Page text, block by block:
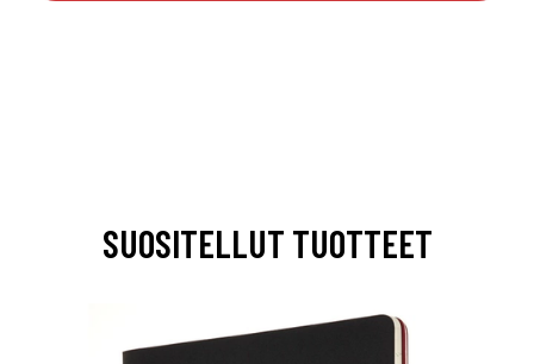
SUOSITELLUT TUOTTEET